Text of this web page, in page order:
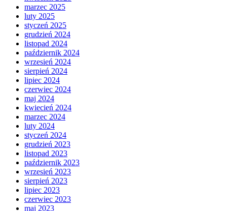
marzec 2025
luty 2025
styczeń 2025
grudzień 2024
listopad 2024
październik 2024
wrzesień 2024
sierpień 2024
lipiec 2024
czerwiec 2024
maj 2024
kwiecień 2024
marzec 2024
luty 2024
styczeń 2024
grudzień 2023
listopad 2023
październik 2023
wrzesień 2023
sierpień 2023
lipiec 2023
czerwiec 2023
maj 2023